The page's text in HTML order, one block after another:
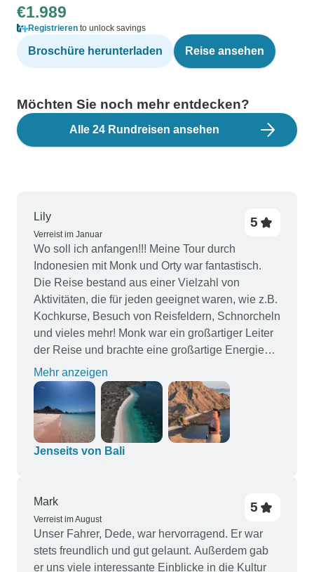
€1.989
Registrieren to unlock savings
Broschüre herunterladen Reise ansehen
Möchten Sie noch mehr entdecken?
Alle 24 Rundreisen ansehen
Lily
Verreist im Januar
5
Wo soll ich anfangen!!! Meine Tour durch
Indonesien mit Monk und Orty war fantastisch.
Die Reise bestand aus einer Vielzahl von
Aktivitäten, die für jeden geeignet waren, wie z.B.
Kochkurse, Besuch von Reisfeldern, Schnorcheln
und vieles mehr! Monk war ein großartiger Leiter
der Reise und brachte eine großartige Energie
mit, die von Orty, der die Marketingabteilung
vertrat, in beeindruckender Weise
widergespiegelt wurde. Das Filmmaterial, die
Fotos, die Erinnerungen, die Stimmung und die
Aktivitäten waren fantastisch und ich wünschte,
ich könnte das alles noch einmal machen.
Mehr anzeigen
Jenseits von Bali
Mark
Verreist im August
5
Unser Fahrer, Dede, war hervorragend. Er war
stets freundlich und gut gelaunt. Außerdem gab
er uns viele interessante Einblicke in die Kultur